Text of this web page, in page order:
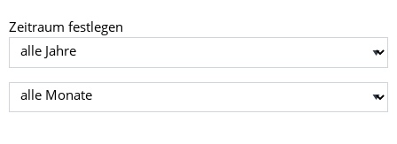
Zeitraum festlegen
Jahr auswählen
Monat auswählen